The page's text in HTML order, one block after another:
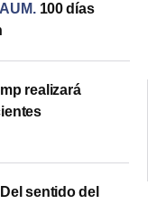
. 100 días
realizará
Del sentido del